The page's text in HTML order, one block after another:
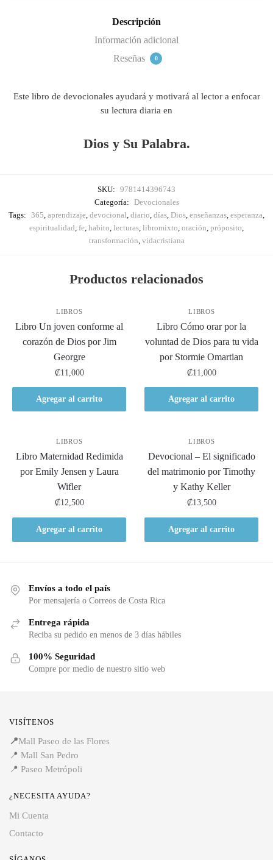
Descripción
Información adicional
Reseñas
0
Este libro de devocionales ayudará y motivará al lector a enfocar
su lectura diaria en
Dios y Su Palabra.
SKU: 9781414396743
Categoría: Devocionales
Tags: 365, aprendizaje, devocional, diario, días, Dios, enseñanzas, esperanza,
espiritualidad, fe, habito, lecturas, libromixto, oración, próposito,
transformación, vidacristiana
Productos relacionados
LIBROS
Libro Un joven conforme al
corazón de Dios por Jim
Georgre
₡11,000
Agregar al carrito
LIBROS
Libro Cómo orar por la
voluntad de Dios para tu vida
por Stormie Omartian
₡11,000
Agregar al carrito
LIBROS
Libro Maternidad Redimida
por Emily Jensen y Laura
Wifler
₡12,500
Agregar al carrito
LIBROS
Devocional – El significado
del matrimonio por Timothy
y Kathy Keller
₡13,500
Agregar al carrito
Envíos a todo el país
Por mensajería o Correos de Costa Rica
Entrega rápida
Reciba su pedido en menos de 3 días hábiles
100% Seguridad
Compre por medio de nuestro sitio web
VISÍTENOS
📍Mall Paseo de las Flores
📍 Mall San Pedro
📍 Paseo Metrópoli
¿NECESITA AYUDA?
Mi Cuenta
Contacto